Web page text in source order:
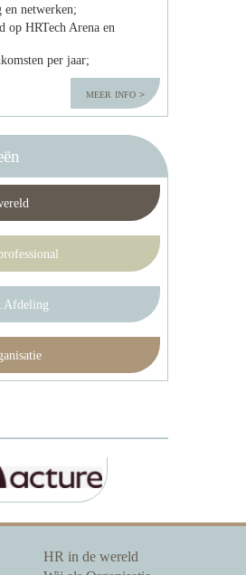
en netwerken;
op HRTech Arena en
per jaar;
meer info
Afdeling
HR in de wereld